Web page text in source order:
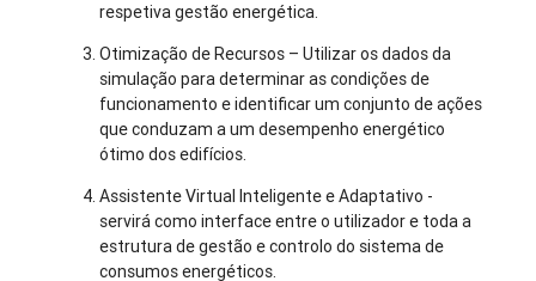
respetiva gestão energética.
Otimização de Recursos – Utilizar os dados da
simulação para determinar as condições de
funcionamento e identificar um conjunto de ações
que conduzam a um desempenho energético
ótimo dos edifícios.
Assistente Virtual Inteligente e Adaptativo -
servirá como interface entre o utilizador e toda a
estrutura de gestão e controlo do sistema de
consumos energéticos.